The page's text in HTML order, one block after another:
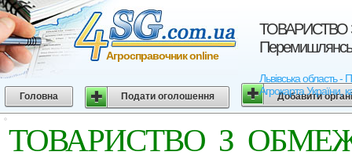
Львівська
Агрокарта України,
Агросправочник online
Головна Подати оголошення Добавити
ТОВАРИСТВО З